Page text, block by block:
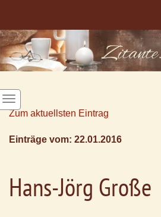
Zum aktuellsten Eintrag
Einträge vom: 22.01.2016
Hans-Jörg Große